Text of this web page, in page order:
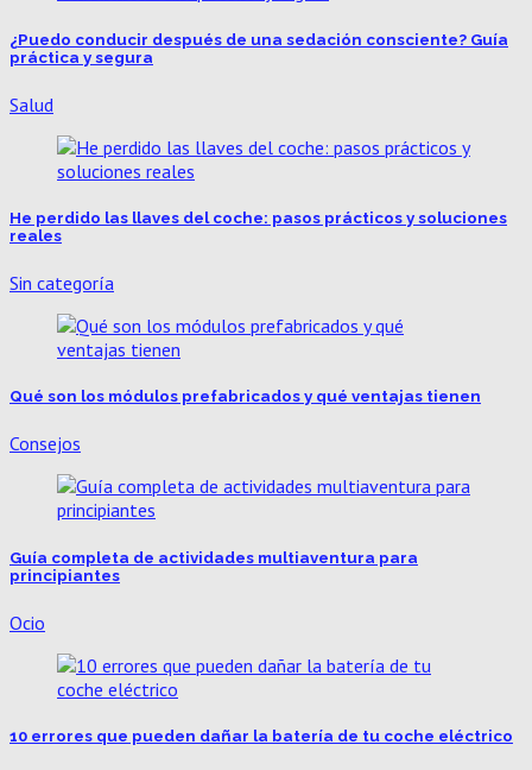
¿Puedo conducir después de una sedación consciente? Guía
práctica y segura
Salud
He perdido las llaves del coche: pasos prácticos y soluciones
reales
Sin categoría
Qué son los módulos prefabricados y qué ventajas tienen
Consejos
Guía completa de actividades multiaventura para
principiantes
Ocio
10 errores que pueden dañar la batería de tu coche eléctrico